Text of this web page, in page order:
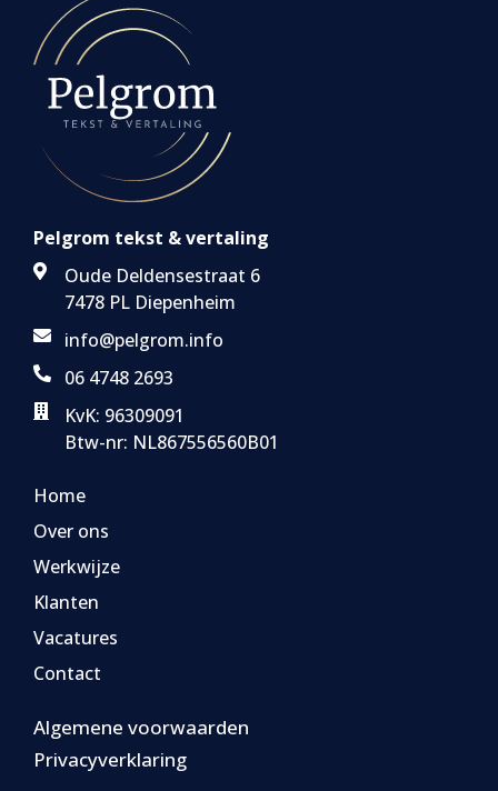
Pelgrom tekst & vertaling
Oude Deldensestraat 6
7478 PL Diepenheim
info@pelgrom.info
06 4748 2693
KvK: 96309091
Btw-nr: NL867556560B01
Home
Over ons
Werkwijze
Klanten
Vacatures
Contact
Algemene voorwaarden
Privacyverklaring